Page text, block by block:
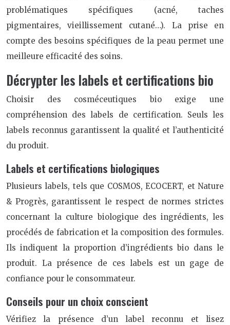
problématiques spécifiques (acné, taches
pigmentaires, vieillissement cutané…). La prise en
compte des besoins spécifiques de la peau permet une
meilleure efficacité des soins.
Décrypter les labels et certifications bio
Choisir des cosméceutiques bio exige une
compréhension des labels de certification. Seuls les
labels reconnus garantissent la qualité et l’authenticité
du produit.
Labels et certifications biologiques
Plusieurs labels, tels que COSMOS, ECOCERT, et Nature
& Progrès, garantissent le respect de normes strictes
concernant la culture biologique des ingrédients, les
procédés de fabrication et la composition des formules.
Ils indiquent la proportion d’ingrédients bio dans le
produit. La présence de ces labels est un gage de
confiance pour le consommateur.
Conseils pour un choix conscient
Vérifiez la présence d’un label reconnu et lisez